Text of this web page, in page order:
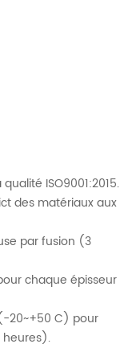
ISO9001:2015.
des matériaux aux
par fusion (3
chaque épisseur
20~+50 C) pour
heures).